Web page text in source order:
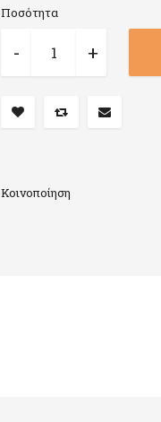
Ποσότητα
Κοινοποίηση